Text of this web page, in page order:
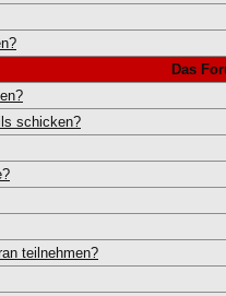
Das
schicken?
teilnehmen?